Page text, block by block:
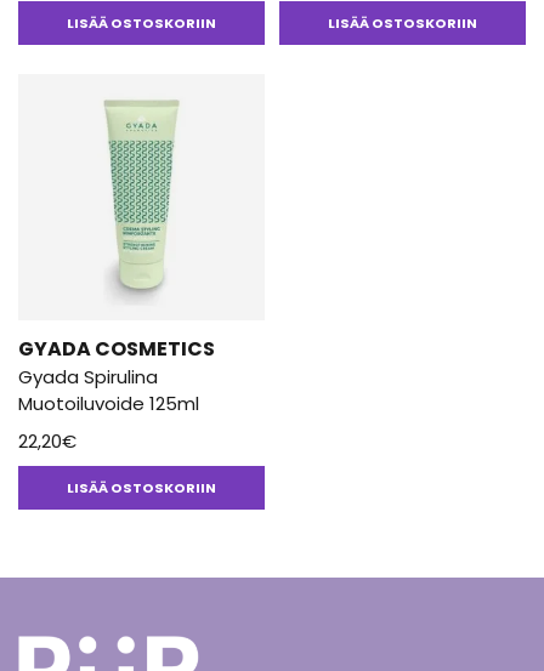
korkealaatuista kosmetiikkaa vain luonnonmukaisia reseptejä
LISÄÄ OSTOSKORIIN LISÄÄ OSTOSKORIIN
GYADA COSMETICS
Gyada Spirulina
Muotoiluvoide 125ml
22,20€
LISÄÄ OSTOSKORIIN